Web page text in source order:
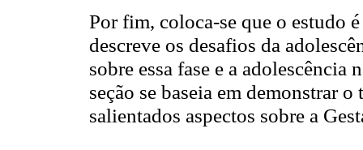
Por fim, coloca-se que o estudo
descreve os desafios da
sobre essa fase e a
seção se baseia em demonstrar
salientados aspectos sobre a